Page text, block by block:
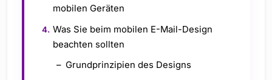
mobilen Geräten
Was Sie beim mobilen E-Mail-Design
beachten sollten
Grundprinzipien des Designs